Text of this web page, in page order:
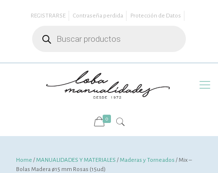
REGISTRARSE Contraseña perdida
Protección de Datos
productos
0
Home /MANUALIDADES Y MATERIALES /Maderas y Torneados / Mix –
Bolas Madera ø15 mm Rosas (15ud)